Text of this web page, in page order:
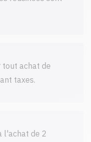
tout achat de
taxes.
l'achat de 2